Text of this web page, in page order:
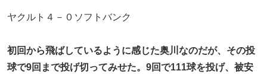
ヤクルト４－０ソフトバンク
初回から飛ばしているように感じた奥川なのだが、その投
球で9回まで投げ切ってみせた。9回で111球を投げ、被安